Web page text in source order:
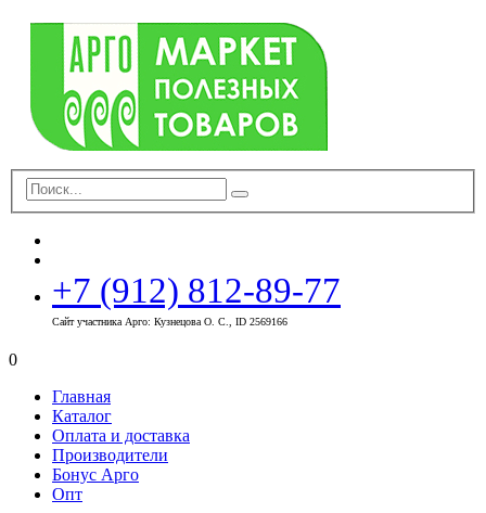
+7 (912) 812-89-77
Сайт участника Арго: Кузнецова О. С., ID 2569166
0
Главная
Каталог
Оплата и доставка
Производители
Бонус Арго
Опт